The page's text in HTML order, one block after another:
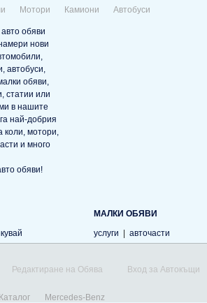
Мотори Камиони Автобуси
обяви!
МАЛКИ ОБЯВИ
услуги
авточасти
Редактиране на Обява Вход за Автокъщи
Mercedes-Benz